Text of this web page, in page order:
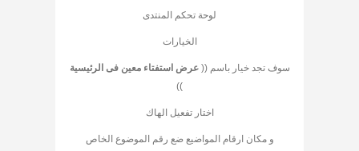
لوحة تحكم المنتدى
الخيارات
سوف تجد خيار باسم (( عرض استفتاء معين فى الرئيسية
))
اختار تفعيل الهاك
و مكان ارقام المواضيع ضع رقم الموضوع الخاص